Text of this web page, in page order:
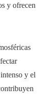
y ofrecen
y el